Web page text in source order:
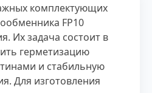
комплектующих
FP10
Их задача состоит в
герметизацию
и стабильную
Для изготовления